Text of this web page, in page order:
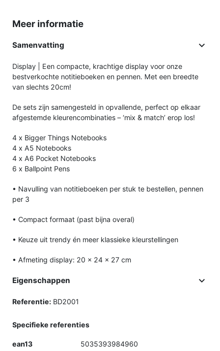
Meer informatie
Samenvatting 
Display | Een compacte, krachtige display voor onze
bestverkochte notitieboeken en pennen. Met een breedte
van slechts 20cm!
De sets zijn samengesteld in opvallende, perfect op elkaar
afgestemde kleurencombinaties – ‘mix & match’ erop los!
4 x Bigger Things Notebooks
4 x A5 Notebooks
4 x A6 Pocket Notebooks
6 x Ballpoint Pens
• Navulling van notitieboeken per stuk te bestellen, pennen
per 3
• Compact formaat (past bijna overal)
• Keuze uit trendy én meer klassieke kleurstellingen
• Afmeting display: 20 x 24 x 27 cm
Eigenschappen 
Referentie: BD2001
Specifieke referenties
ean13 5035393984960